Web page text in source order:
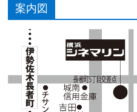
案内図